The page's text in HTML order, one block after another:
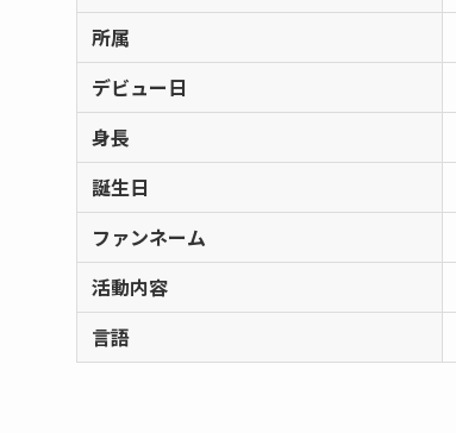
所属
デビュー日
身長
誕生日
ファンネーム
活動内容
言語